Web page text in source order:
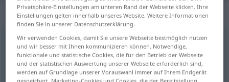
„etta“: Substantiv, Hauptwort
ettas <-n;-or>
Übersicht aller Übersetzungen
(Für mehr Details die Übersetzung anklicken/antippen)
Privatsphäre-Einstellungen am unteren Rand der Webseite klicken. Ihre
Einstellungen gelten innerhalb unseres Website. Weitere Informationen
finden Sie in unserer Datenschutzerklärung.
Wir verwenden Cookies, damit Sie unsere Webseite bestmöglich nutzen
und wir besser mit Ihnen kommunizieren können. Notwendige,
funktionale und statistische Cookies, die für den Betrieb der Webseite
und der statistischen Auswertung unserer Webseite erforderlich sind,
werden auf Grundlage unserer Vorauswahl immer auf Ihrem Endgerät